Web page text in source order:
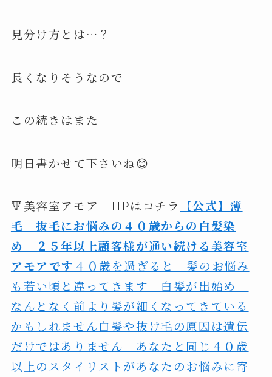
見分け方とは…？
長くなりそうなので
この続きはまた
明日書かせて下さいね😊
🔻美容室アモア HPはコチラ
【公式】薄
毛 抜毛にお悩みの４０歳からの白髪染
め ２５年以上顧客様が通い続ける美容室
アモアです ４０歳を過ぎると 髪のお悩み
も若い頃と違ってきます 白髪が出始め
なんとなく前より髪が細くなってきている
かもしれません白髪や抜け毛の原因は遺伝
だけではありません あなたと同じ４０歳
以上のスタイリストがあなたのお悩みに寄